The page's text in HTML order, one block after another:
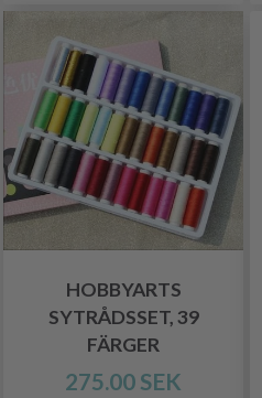
HOBBYARTS
SYTRÅDSSET, 39
FÄRGER
275.00 SEK